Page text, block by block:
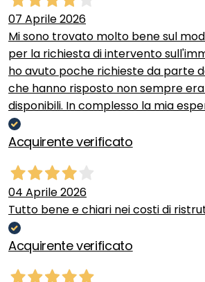
07 Aprile 2026
Mi sono trovato molto bene sul
per la richiesta di intervento
ho avuto poche richieste da parte
che hanno risposto non sempre
disponibili. In complesso la mia
Acquirente verificato
04 Aprile 2026
Tutto bene e chiari nei costi di
Acquirente verificato